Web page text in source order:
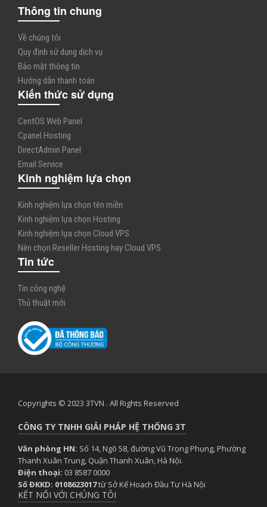
Thông tin chung
Về chúng tôi
Quy định sử dụng dịch vụ
Bảo mật thông tin
Hướng dẫn thanh toán
Kiến thức sử dụng
CentOS Web Panel
Cpanel Hosting
DirectAdmin Panel
Email Service
Kinh nghiệm lựa chọn
Kinh nghiệm lựa chọn tên miền
Kinh nghiệm lựa chọn Hosting
Kinh nghiệm lựa chọn Cloud VPS
Nên chọn Reseller Hosting hay Cloud VPS
Tin tức
Tin công nghệ
Thủ thuật mới
Copyrights © 2023 3TVN . All Rights Reserved
CÔNG TY TNHH GIẢI PHÁP HỆ THỐNG 3T
Văn phòng HN: Số 14, Ngõ 58, đường Vũ Trọng Phụng, Phường
Thanh Xuân Trung, Quận Thanh Xuân, Hà Nội.
Điện thoại: 03 8587 0000
Số ĐKKD: 0108623017từ Sở Kế Hoạch Đầu Tư Hà Nội
KẾT NỐI VỚI CHÚNG TÔI